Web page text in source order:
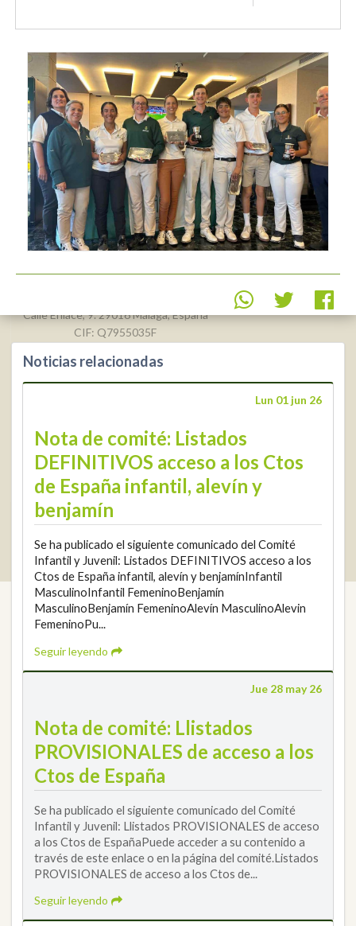
Noticias relacionadas
Lun 01 jun 26
Nota de comité: Listados
DEFINITIVOS acceso a los Ctos
de España infantil, alevín y
benjamín
Se ha publicado el siguiente comunicado del Comité
Infantil y Juvenil: Listados DEFINITIVOS acceso a los
Ctos de España infantil, alevín y benjamínInfantil
MasculinoInfantil FemeninoBenjamín
MasculinoBenjamín FemeninoAlevín MasculinoAlevin
FemeninoPu...
Seguir leyendo
Jue 28 may 26
Nota de comité: Llistados
PROVISIONALES de acceso a los
Ctos de España
Se ha publicado el siguiente comunicado del Comité
Infantil y Juvenil: Llistados PROVISIONALES de acceso
a los Ctos de EspañaPuede acceder a su contenido a
través de este enlace o en la página del comité.Listados
PROVISIONALES de acceso a los Ctos de...
Seguir leyendo
Real Federación Andaluza de
Calle Enlace, 9. 29016 Málaga, España
CIF: Q7955035F
+34 952 225
590
Política de Cookies
Aviso legal
© DarkSky
Widget de competiciones
Login